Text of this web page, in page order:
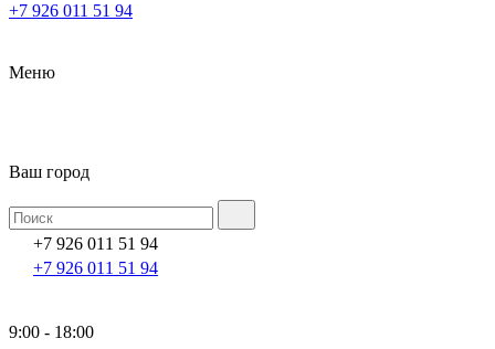
+7 926 011 51 94
Меню
Ваш город
+7 926 011 51 94
+7 926 011 51 94
9:00 - 18:00